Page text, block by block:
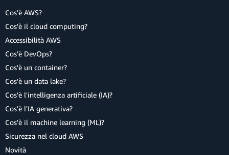
Cos'è AWS?
Cos'è il cloud computing?
Accessibilità AWS
Cos'è DevOps?
Cos'è un container?
Cos'è un data lake?
Cos'è l'intelligenza artificiale (IA)?
Cos'è l'IA generativa?
Cos'è il machine learning (ML)?
Sicurezza nel cloud AWS
Novità